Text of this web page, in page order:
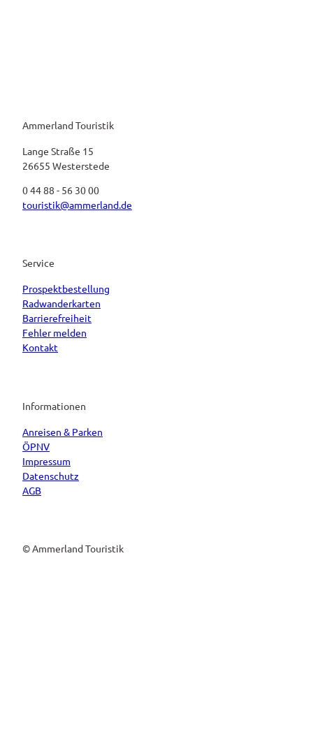
Ammerland Touristik
Lange Straße 15
26655 Westerstede
0 44 88 - 56 30 00
touristik@ammerland.de
Service
Prospektbestellung
Radwanderkarten
Barrierefreiheit
Fehler melden
Kontakt
Informationen
Anreisen & Parken
ÖPNV
Impressum
Datenschutz
AGB
© Ammerland Touristik